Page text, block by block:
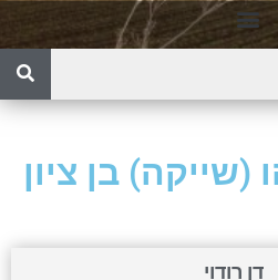
בן ציון
דן רודוי